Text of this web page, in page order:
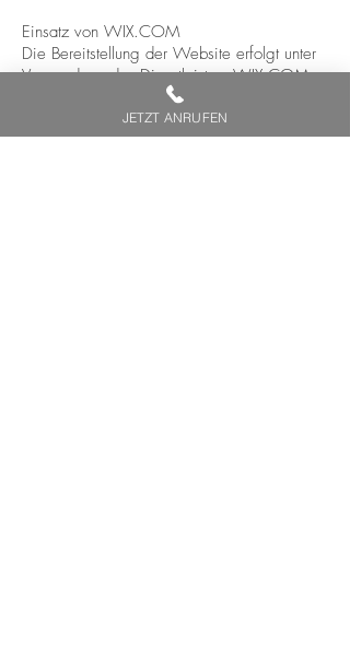
Einsatz von WIX.COM​
Die Bereitstellung der Website erfolgt unter
Verwendung des Dienstleisters WIX.COM.
WIX.COM ist unter dem US-EU-
Datenschutzabkommen „Privacy Shield
zertifiziert und verpflichtet sich damit die EU-
JETZT ANRUFEN